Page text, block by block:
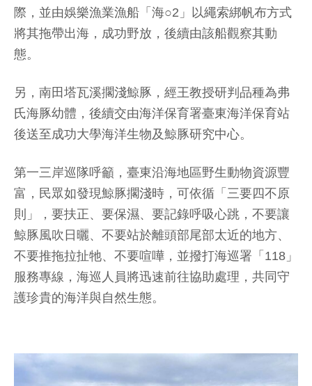
際，並由娛樂漁業漁船「海○2」以繩索綁帆布方式
將其拖帶出海，成功野放，後續由該船觀察其動
態。
另，南田塔瓦溪擱淺鯨豚，經王教授研判品種為弗
氏海豚幼體，後續交由海洋保育署臺東海洋保育站
後送至成功大學海洋生物及鯨豚研究中心。
第一三岸巡隊呼籲，臺東沿海地區野生動物資源豐
富，民眾如發現鯨豚擱淺時，可依循「三要四不原
則」，要扶正、要保濕、要記錄呼吸心跳，不要讓
鯨豚風吹日曬、不要站於離頭部尾部太近的地方、
不要推拖拉扯牠、不要喧嘩，並撥打海巡署「118」
服務專線，海巡人員將迅速前往協助處理，共同守
護珍貴的海洋與自然生態。